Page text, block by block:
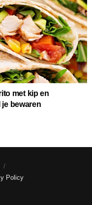
met kip en
bewaren
Policy